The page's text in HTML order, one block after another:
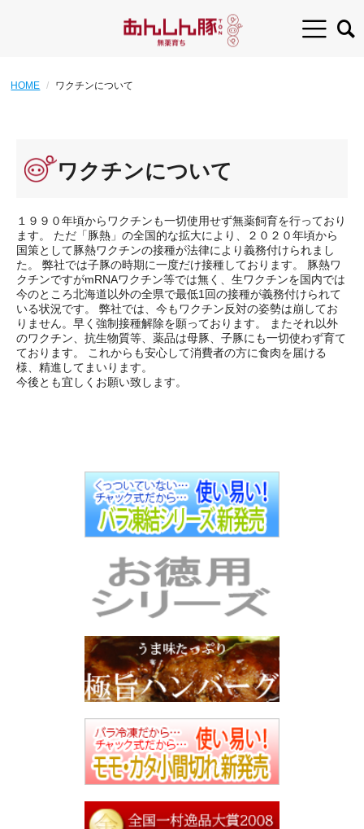
HOME ワクチンについて
ワクチンについて
１９９０年頃からワクチンも一切使用せず無薬飼育を行っており
ます。 ただ「豚熱」の全国的な拡大により、２０２０年頃から
国策として豚熱ワクチンの接種が法律により義務付けられまし
た。 弊社では子豚の時期に一度だけ接種しております。 豚熱ワ
クチンですがmRNAワクチン等では無く、生ワクチンを国内では
今のところ北海道以外の全県で最低1回の接種が義務付けられて
いる状況です。 弊社では、今もワクチン反対の姿勢は崩してお
りません。早く強制接種解除を願っております。 またそれ以外
のワクチン、抗生物質等、薬品は母豚、子豚にも一切使わず育て
ております。 これからも安心して消費者の方に食肉を届ける
様、精進してまいります。
今後とも宜しくお願い致します。